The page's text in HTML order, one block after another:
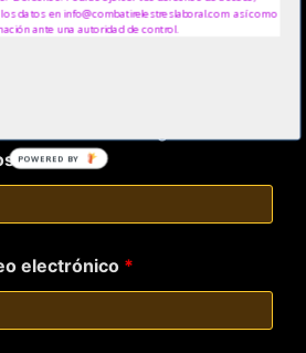
*
electrónico *
datos en info@combatirelestreslaboral.com así como
ante una autoridad de control.
POWERED BY